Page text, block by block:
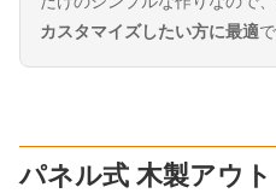
カスタマイズしたい方に最適
パネル式 木製アウ